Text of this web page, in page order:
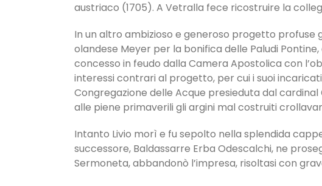
austriaco (1705). A Vetralla fece ricostruire la
In un altro ambizioso e generoso progetto profuse
olandese Meyer per la bonifica delle Paludi
concesso in feudo dalla Camera Apostolica con
interessi contrari al progetto, per cui i suoi
Congregazione delle Acque presieduta dal
alle piene primaverili gli argini mal co­struiti
Intanto Livio morì e fu sepolto nella splendida
successore, Baldassarre Erba Odescalchi, ne
Sermoneta, abbandonò l’impresa, risoltasi con